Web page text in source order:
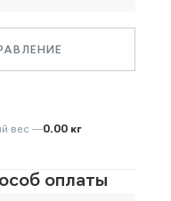
вес —0.00 кг
оплаты